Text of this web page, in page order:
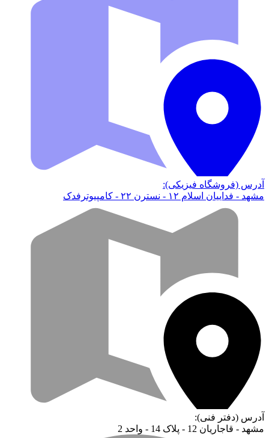
آدرس (فروشگاه فیزیکی):
مشهد - فداییان اسلام ۱۲ - نسترن ۲۲ - کامپیوترفدک
آدرس (دفتر فنی):
مشهد - قاجاریان 12 - پلاک 14 - واحد 2